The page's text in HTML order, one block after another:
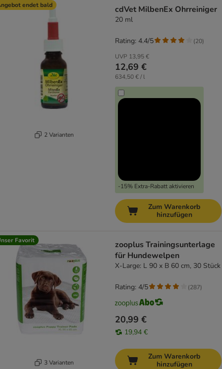
endet bald
2 Varianten
cdVet MilbenEx Ohrreiniger
20 ml
UVP 13,95 €
12,69 €
634,50 € / l
-15% Extra-Rabatt aktivieren
Rating: 4.4/5 (20)
Zum Warenkorb
hinzufügen
Favorit
3 Varianten
zooplus Trainingsunterlage
für Hundewelpen
X-Large: L 90 x B 60 cm, 30 Stück
20,99 €
19,94 €
Rating: 4/5 (287)
Zum Warenkorb
hinzufügen